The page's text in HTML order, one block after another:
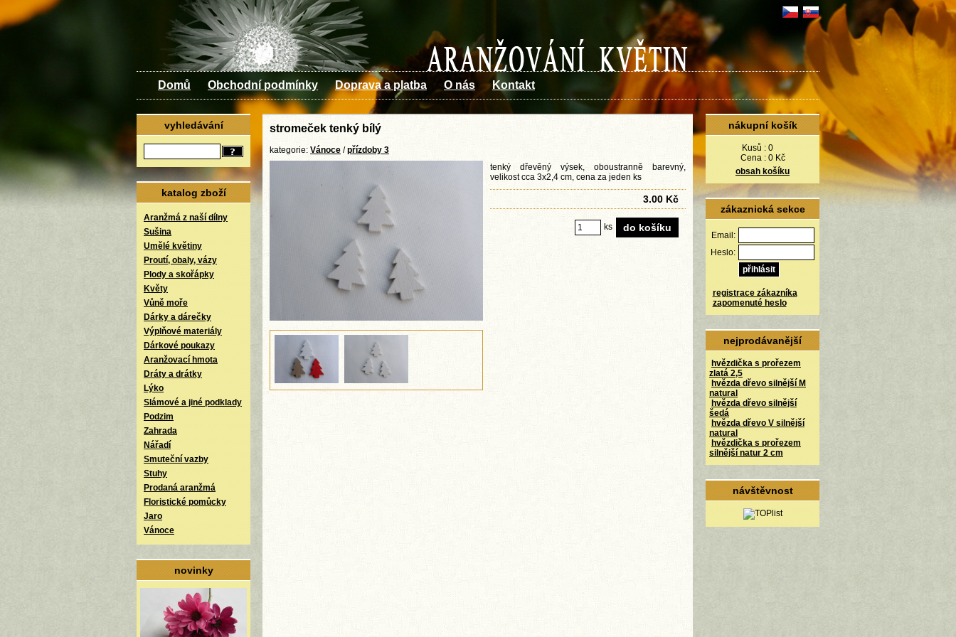
Domů Obchodní podmínky Doprava a platba O nás Kontakt
vyhledávání
katalog zboží
Aranžmá z naší dílny
Sušina
Umělé květiny
Proutí, obaly, vázy
Plody a skořápky
Květy
Vůně moře
Dárky a dárečky
Výplňové materiály
Dárkové poukazy
Aranžovací hmota
Dráty a drátky
Lýko
Slámové a jiné podklady
Podzim
Zahrada
Nářadí
Smuteční vazby
Stuhy
Prodaná aranžmá
Floristické pomůcky
Jaro
Vánoce
novinky
nákupní košík
Kusů : 0
Cena : 0 Kč
obsah košíku
zákaznická sekce
Email:
Heslo:
registrace zákazníka
zapomenuté heslo
nejprodávanější
hvězdička s prořezem
zlatá 2,5
hvězda dřevo silnější M
natural
hvězda dřevo silnější
šedá
hvězda dřevo V silnější
natural
hvězdička s prořezem
silnější natur 2 cm
návštěvnost
stromeček tenký bílý
kategorie: Vánoce /přízdoby 3
tenký dřevěný výsek, oboustranně barevný,
velikost cca 3x2,4 cm, cena za jeden ks
3.00 Kč
ks